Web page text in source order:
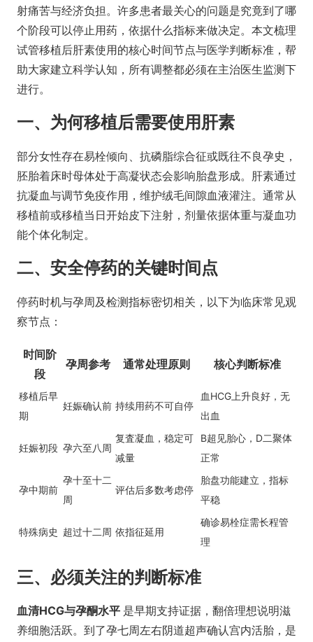
射痛苦与经济负担。许多患者最关心的问题是究竟到了哪
个阶段可以停止用药，依据什么指标来做决定。本文梳理
试管移植后肝素使用的核心时间节点与医学判断标准，帮
助大家建立科学认知，所有调整都必须在主治医生监测下
进行。
一、为何移植后需要使用肝素
部分女性存在易栓倾向、抗磷脂综合征或既往不良孕史，
胚胎着床时母体处于高凝状态会影响胎盘形成。肝素通过
抗凝血与调节免疫作用，维护绒毛间隙血液灌注。通常从
移植前或移植当日开始皮下注射，剂量依据体重与凝血功
能个体化制定。
二、安全停药的关键时间点
停药时机与孕周及检测指标密切相关，以下为临床常见观
察节点：
时间阶
段
孕周参考 通常处理原则 核心判断标准
移植后早
期
妊娠确认前 持续用药不可自停
血HCG上升良好，无
出血
妊娠初段 孕六至八周
复査凝血，稳定可
减量
B超见胎心，D二聚体
正常
孕中期前
孕十至十二
周
评估后多数考虑停
胎盘功能建立，指标
平稳
特殊病史 超过十二周 依指征延用
确诊易栓症需长程管
理
三、必须关注的判断标准
血清HCG与孕酮水平 是早期支持证据，翻倍理想说明滋
养细胞活跃。到了孕七周左右阴道超声确认宫内活胎，是